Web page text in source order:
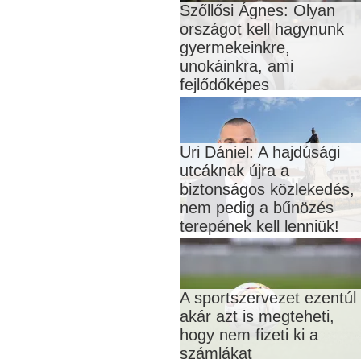
Szőllősi Ágnes: Olyan
országot kell hagynunk
gyermekeinkre,
unokáinkra, ami
fejlődőképes
Uri Dániel: A hajdúsági
utcáknak újra a
biztonságos közlekedés,
nem pedig a bűnözés
terepének kell lenniük!
A sportszervezet ezentúl
akár azt is megteheti,
hogy nem fizeti ki a
számlákat